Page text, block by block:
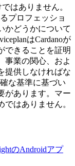
はありません。
プロフェッショ
かどうかについて
はCardanoが
できることを証明
事業の関心、およ
提供しなければな
な基準に基づい
があります。マー
はありません。
のAndroidアプ